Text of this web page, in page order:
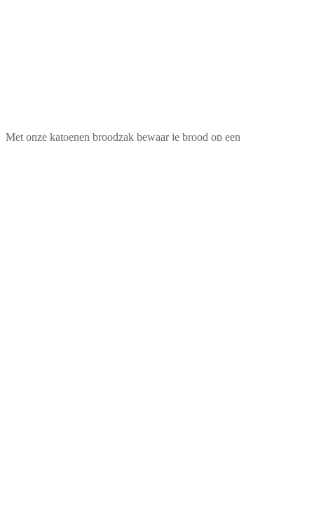
Met onze katoenen broodzak bewaar je brood op een